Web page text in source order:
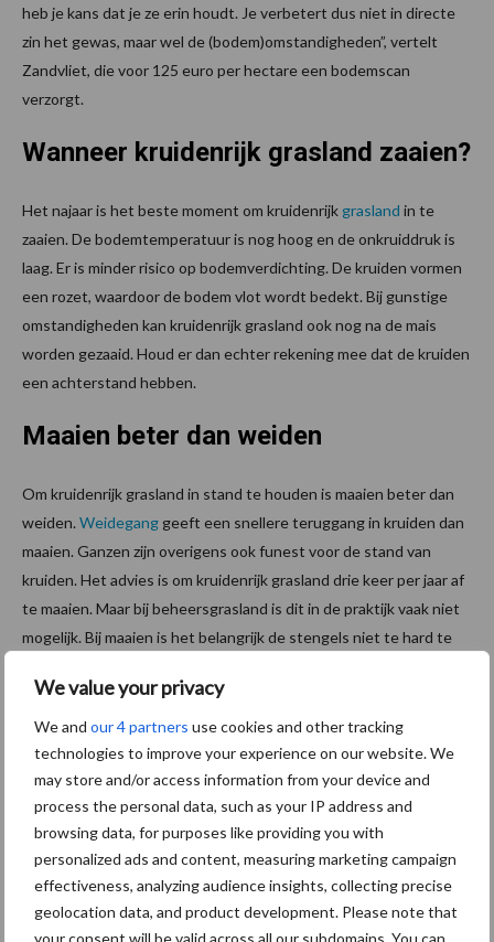
We value your privacy
We and our 4 partners use cookies and other tracking
technologies to improve your experience on our website. We
may store and/or access information from your device and
process the personal data, such as your IP address and
browsing data, for purposes like providing you with
personalized ads and content, measuring marketing campaign
effectiveness, analyzing audience insights, collecting precise
geolocation data, and product development. Please note that
your consent will be valid across all our subdomains. You can
heb je kans dat je ze erin houdt. Je verbetert dus niet in directe
zin het gewas, maar wel de (bodem)omstandigheden”, vertelt
Zandvliet, die voor 125 euro per hectare een bodemscan
verzorgt.
Wanneer kruidenrijk grasland zaaien?
Het najaar is het beste moment om kruidenrijk grasland in te
zaaien. De bodemtemperatuur is nog hoog en de onkruiddruk is
laag. Er is minder risico op bodemverdichting. De kruiden vormen
een rozet, waardoor de bodem vlot wordt bedekt. Bij gunstige
omstandigheden kan kruidenrijk grasland ook nog na de mais
worden gezaaid. Houd er dan echter rekening mee dat de kruiden
een achterstand hebben.
Maaien beter dan weiden
Om kruidenrijk grasland in stand te houden is maaien beter dan
weiden. Weidegang geeft een snellere teruggang in kruiden dan
maaien. Ganzen zijn overigens ook funest voor de stand van
kruiden. Het advies is om kruidenrijk grasland drie keer per jaar af
te maaien. Maar bij beheersgrasland is dit in de praktijk vaak niet
mogelijk. Bij maaien is het belangrijk de stengels niet te hard te
bloeien om uit te laten zaaien geeft wisselend succes, maar gaat
zeker ten koste van de voederwaarde. Er zijn veehouders die
kruiden in de perceelsranden laten bloeien en uitzaaien. Het
effect hiervan is niet bekend.
Tekst: Gerben Hofman
Beeld: Gerben Hofman enQLobel
Aanbevolen voor jou!